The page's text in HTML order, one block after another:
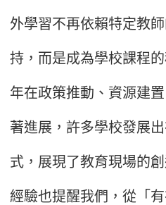
外學習不再依賴特定教
持，而是成為學校課程
年在政策推動、資源建
著進展，許多學校發展
式，展現了教育現場的
經驗也提醒我們，從「